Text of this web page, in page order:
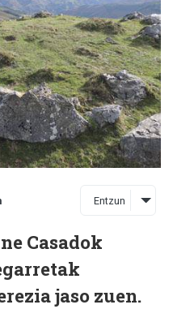
Entzun
Casadok
jaso zuen.